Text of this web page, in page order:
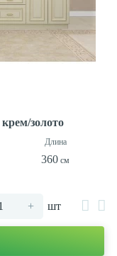
золото
360
+ шт